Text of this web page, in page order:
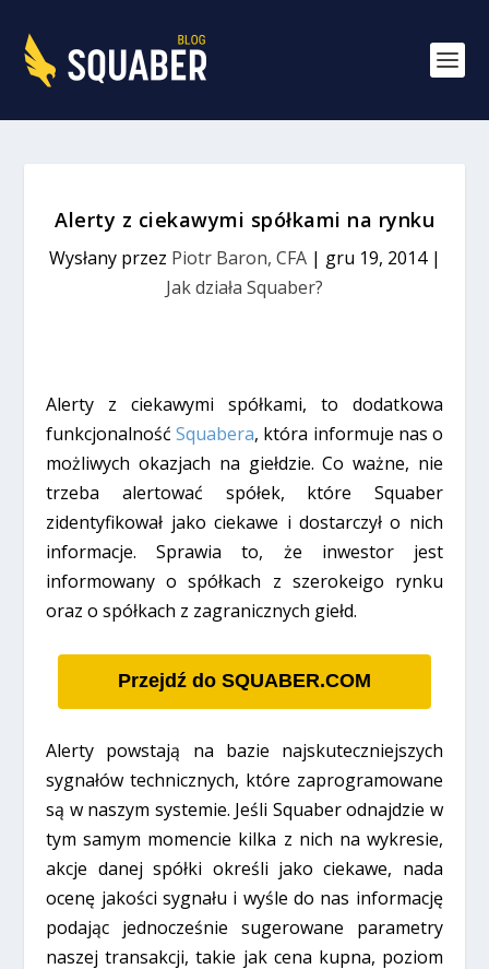
Alerty z ciekawymi spółkami na rynku
Wysłany przez Piotr Baron, CFA| gru 19, 2014|
Jak działa Squaber?
Alerty z ciekawymi spółkami, to dodatkowa
funkcjonalnośćSquabera, która informuje nas o
możliwych okazjach na giełdzie. Co ważne, nie
trzeba alertować spółek, które Squaber
zidentyfikował jako ciekawe i dostarczył o nich
informacje. Sprawia to, że inwestor jest
informowany o spółkach z szerokeigo rynku
oraz o spółkach z zagranicznych giełd.
Przejdź do SQUABER.COM
Alerty powstają na bazie najskuteczniejszych
sygnałów technicznych, które zaprogramowane
są w naszym systemie. Jeśli Squaber odnajdzie w
tym samym momencie kilka z nich na wykresie,
akcje danej spółki określi jako ciekawe, nada
ocenę jakości sygnału i wyśle do nas informację
podając jednocześnie sugerowane parametry
naszej transakcji, takie jak cena kupna, poziom